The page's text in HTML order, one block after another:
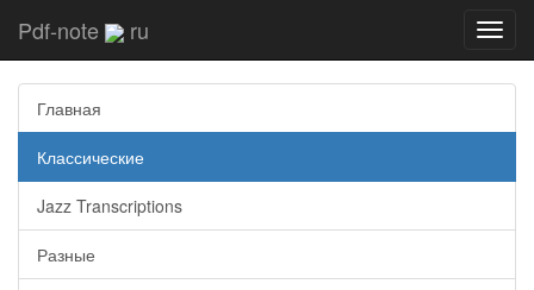
Pdf-note ru
Главная
Классические
Jazz Transcriptions
Разные